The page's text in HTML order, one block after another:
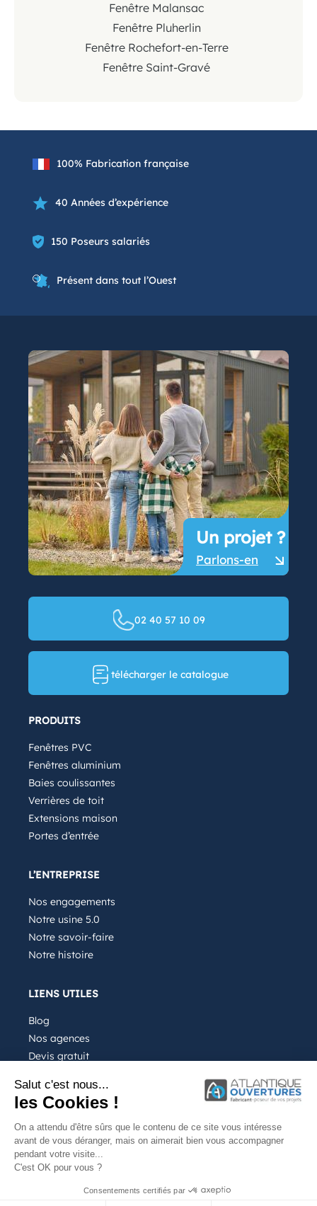
Fenêtre Malansac
Fenêtre Pluherlin
Fenêtre Rochefort-en-Terre
Fenêtre Saint-Gravé
100% Fabrication française
40 Années d’expérience
150 Poseurs salariés
Présent dans tout l’Ouest
Un projet ?
Parlons-en
PRODUITS
Fenêtres PVC
Fenêtres aluminium
Baies coulissantes
Verrières de toit
Extensions maison
Portes d’entrée
L’ENTREPRISE
Nos engagements
Notre usine 5.0
Notre savoir-faire
Notre histoire
02 40 57 10 09
télécharger le catalogue
LIENS UTILES
Blog
Nos agences
Devis gratuit
FAQ
Notre entreprise
Salut c'est nous...
les Cookies !
On a attendu d'être sûrs que le contenu de ce site vous intéresse
avant de vous déranger, mais on aimerait bien vous accompagner
pendant votre visite...
C'est OK pour vous ?
Consentements certifiés par